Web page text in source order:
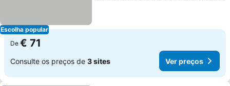
Escolha popular
De € 71
Consulte os preços de 3 sites Ver preços